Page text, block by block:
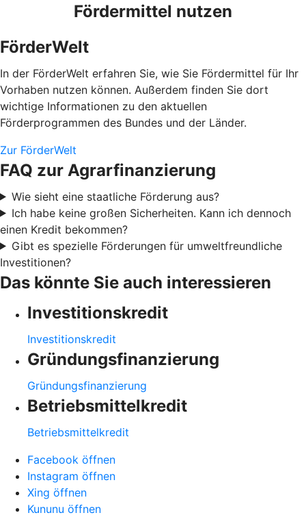
Fördermittel nutzen
FörderWelt
In der FörderWelt erfahren Sie, wie Sie Fördermittel für Ihr
Vorhaben nutzen können. Außerdem finden Sie dort
wichtige Informationen zu den aktuellen
Förderprogrammen des Bundes und der Länder.
Zur FörderWelt
FAQ zur Agrarfinanzierung
Wie sieht eine staatliche Förderung aus?
Ich habe keine großen Sicherheiten. Kann ich dennoch
einen Kredit bekommen?
Gibt es spezielle Förderungen für umweltfreundliche
Investitionen?
Das könnte Sie auch interessieren
Investitionskredit
Investitionskredit
Gründungsfinanzierung
Gründungsfinanzierung
Betriebsmittelkredit
Betriebsmittelkredit
Facebook öffnen
Instagram öffnen
Xing öffnen
Kununu öffnen